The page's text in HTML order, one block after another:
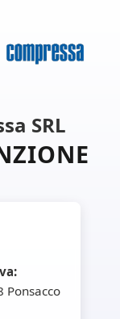
SRL
Ponsacco